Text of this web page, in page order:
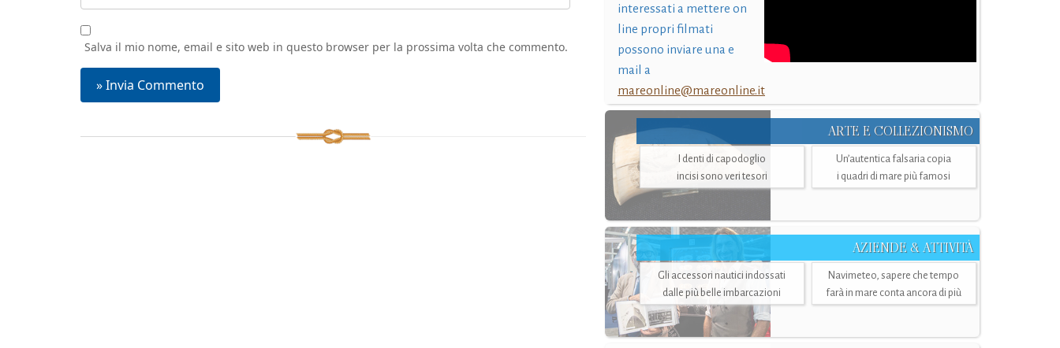
Salva il mio nome, email e sito web in questo browser per la prossima volta che commento.
interessati a mettere on
line propri filmati
possono inviare una e
mail a
mareonline@mareonline.it
ARTE E COLLEZIONISMO
I denti di capodoglio
incisi sono veri tesori
Un’autentica falsaria copia
i quadri di mare più famosi
AZIENDE & ATTIVITÀ
Gli accessori nautici indossati
dalle più belle imbarcazioni
Navimeteo, sapere che tempo
farà in mare conta ancora di più